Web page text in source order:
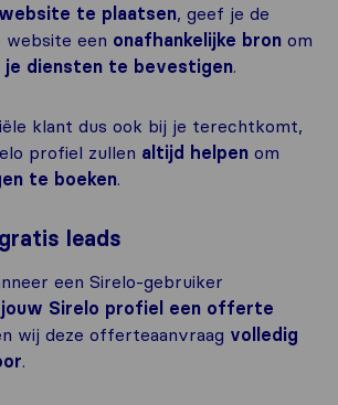
te plaatsen, geef je de
website een onafhankelijke bron om
diensten te bevestigen.
klant dus ook bij je terechtkomt,
profiel zullen altijd helpen om
te boeken.
leads
een Sirelo-gebruiker
Sirelo profiel een offerte
wij deze offerteaanvraag volledig
.